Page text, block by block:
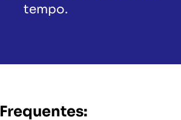
tempo.
Frequentes: